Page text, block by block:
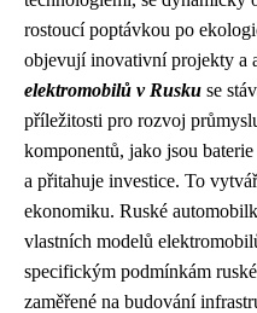
rostoucí poptávkou po
objevují inovativní projekty a
elektromobilů v Rusku se
příležitosti pro rozvoj
komponentů, jako jsou
a přitahuje investice. To
ekonomiku. Ruské
vlastních modelů
specifickým podmínkám
zaměřené na budování